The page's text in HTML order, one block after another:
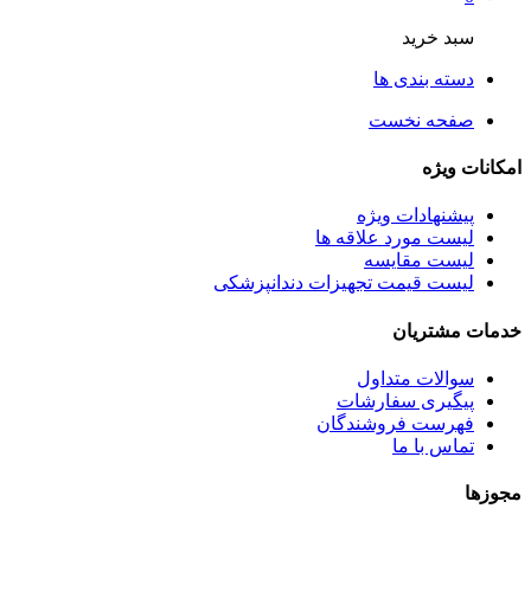
سبد خرید
دسته بندی ها
صفحه نخست
امکانات ویژه
پیشنهادات ویژه
لیست مورد علاقه ها
لیست مقایسه
لیست قیمت تجهیزات دندانپزشکی
خدمات مشتریان
سوالات متداول
پیگیری سفارشات
فهرست فروشندگان
تماس با ما
مجوزها